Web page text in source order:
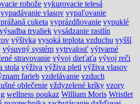
rohože vykurovacie telesá
vypadávanie vlasov vypaľovanie
cuketa vyprázdňovanie vypuklé
výsadba trvaliek vysádzanie rastlín
výšivka vysoká teplota vzduchu vyšší
výsuvný systém vytrvalosť výtvarné
stravovanie vývoj dieťaťa vývoj reči
stola výživa výživa pleti výživa vlasov
farieb vzdelávanie vzduch
oblečenie vždyzelené kríky vzory
wellness poukaz William Moris Wristlet